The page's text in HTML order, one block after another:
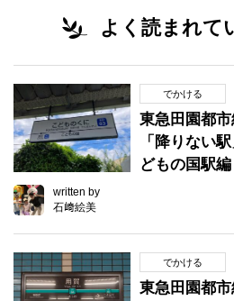
よく読まれて
でかける
東急田園都
「降りない
どもの国駅編
written by
石﨑絵美
でかける
東急田園都